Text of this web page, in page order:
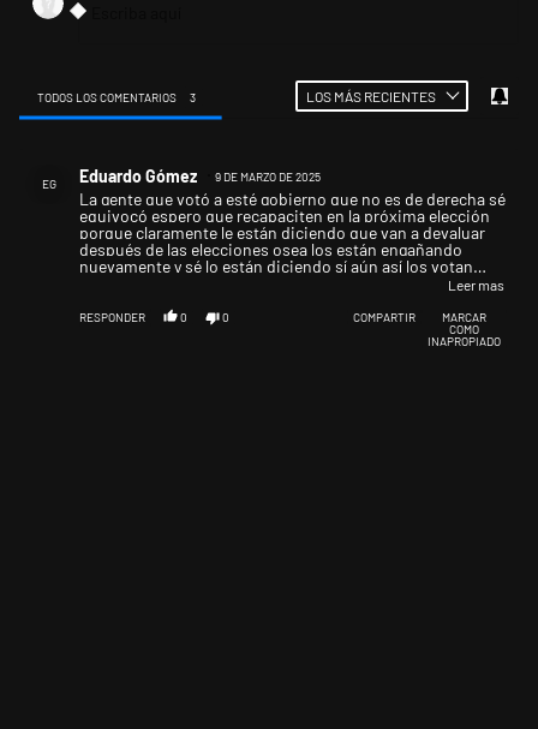
TODOS LOS COMENTARIOS 3 LOS MÁS RECIENTES
EG Eduardo Gómez 9 DE MARZO DE 2025
La gente que votó a esté gobierno que no es de derecha sé
equivocó espero que recapaciten en la próxima elección
porque claramente le están diciendo que van a devaluar
después de las elecciones osea los están engañando
nuevamente y sé lo están diciendo sí aún así los votan
estarán siendo cómplices del peor gobierno dé toda la
todo nunca votaron ni votarán jamás semejante
Leer mas
RESPONDER 0 0 COMPARTIR
MARCAR
COMO
INAPROPIADO